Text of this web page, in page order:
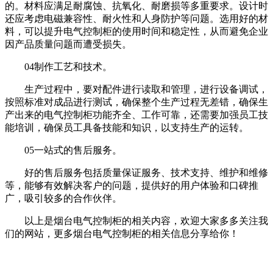
的。材料应满足耐腐蚀、抗氧化、耐磨损等多重要求。设计时
还应考虑电磁兼容性、耐火性和人身防护等问题。选用好的材
料，可以提升电气控制柜的使用时间和稳定性，从而避免企业
因产品质量问题而遭受损失。
04制作工艺和技术。
生产过程中，要对配件进行读取和管理，进行设备调试，
按照标准对成品进行测试，确保整个生产过程无差错，确保生
产出来的电气控制柜功能齐全、工作可靠，还需要加强员工技
能培训，确保员工具备技能和知识，以支持生产的运转。
05一站式的售后服务。
好的售后服务包括质量保证服务、技术支持、维护和维修
等，能够有效解决客户的问题，提供好的用户体验和口碑推
广，吸引较多的合作伙伴。
以上是烟台电气控制柜的相关内容，欢迎大家多多关注我
们的网站，更多烟台电气控制柜的相关信息分享给你！